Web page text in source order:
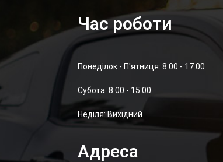
Час роботи
Понеділок - П'ятниця: 8:00 - 17:00
Суботa: 8:00 - 15:00
Неділя: Вихідний
Адреса